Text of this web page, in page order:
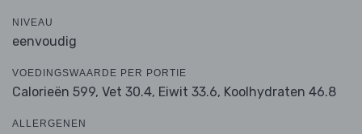
NIVEAU
eenvoudig
VOEDINGSWAARDE PER PORTIE
Calorieën 599, Vet 30.4, Eiwit 33.6, Koolhydraten 46.8
ALLERGENEN